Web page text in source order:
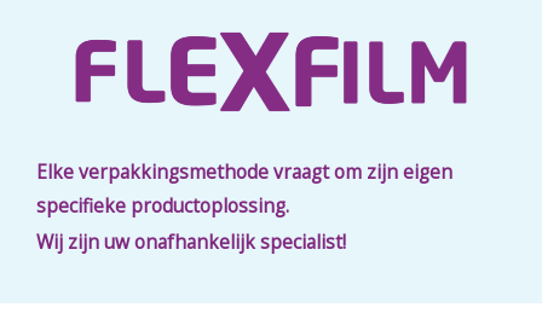
Elke verpakkingsmethode vraagt om zijn eigen
specifieke productoplossing.
Wij zijn uw onafhankelijk specialist!